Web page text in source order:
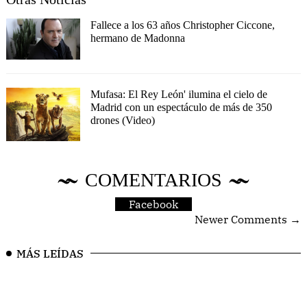
Fallece a los 63 años Christopher Ciccone,
hermano de Madonna
Mufasa: El Rey León' ilumina el cielo de
Madrid con un espectáculo de más de 350
drones (Video)
COMENTARIOS
Facebook
Newer Comments →
MÁS LEÍDAS